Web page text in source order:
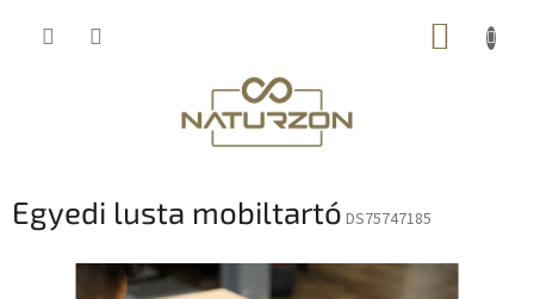
KOSÁR
Egyedi lusta mobiltartó DS75747185